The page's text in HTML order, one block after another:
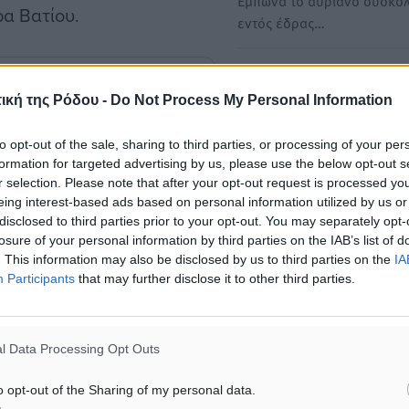
της Ρόδου - Do Not Process My Personal Information
opt-out of the sale, sharing to third parties, or processing of your
for targeted advertising by us, please use the below opt-out
selection. Please note that after your opt-out request is processed
interest-based ads based on personal information utilized by us
to third parties prior to your opt-out. You may separately
of your personal information by third parties on the IAB’s list of
This information may also be disclosed by us to third parties on the
Participants that may further disclose it to other third parties.
Data Processing Opt Outs
opt-out of the Sharing of my personal data.
Βατίου.
αναζήτησης
μας στο Google News ★ ↗
εντός έδρας…
Συγκρατημένη αισιοδοξία,
Την ικανοποίηση μίας
που πιστοποίησε τη
ομάδας, ενισχύοντας την…